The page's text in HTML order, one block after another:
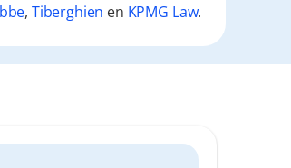
, Tiberghien en KPMG Law.